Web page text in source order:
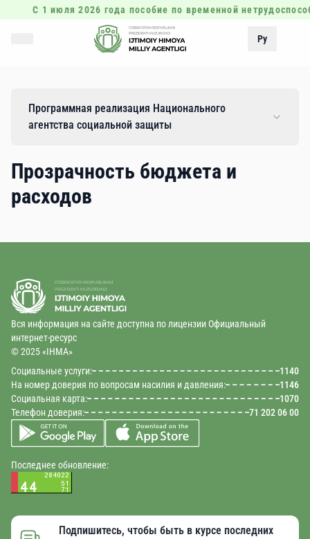
С 1 июля 2026 года пособие по временной
Ру
Программная реализация Национального
агентства социальной защиты
Прозрачность бюджета и
расходов
Вся информация на сайте доступна по лицензии Официальный
интернет-ресурс
© 2025 «IHMA»
Социальные услуги:
1140
На номер доверия по вопросам насилия и давления:
1146
Социальная карта:
1070
Телефон доверия:
71 202 06 00
Последнее обновление:
Подпишитесь, чтобы быть в курсе последних